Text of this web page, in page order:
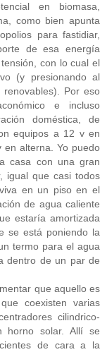
en biomasa,
como bien apunta
para fastidiar,
de esa energía
con lo cual el
(y presionando al
Por eso
e incluso
doméstica, de
equipos a 12 v en
en alterna. Yo puedo
casa con una gran
igual que casi todos
en un piso en el
de agua caliente
estaría amortizada
se está poniendo la
termo para el agua
dentro de un par de
que aquello es
coexisten varias
cilindrico-
horno solar. Allí se
de cara a la